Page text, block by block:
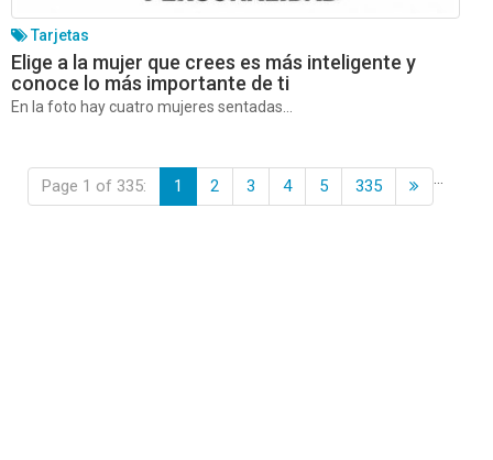
Tarjetas
Elige a la mujer que crees es más inteligente y
conoce lo más importante de ti
En la foto hay cuatro mujeres sentadas...
Page 1 of 335: 1 2 3 4 5 335